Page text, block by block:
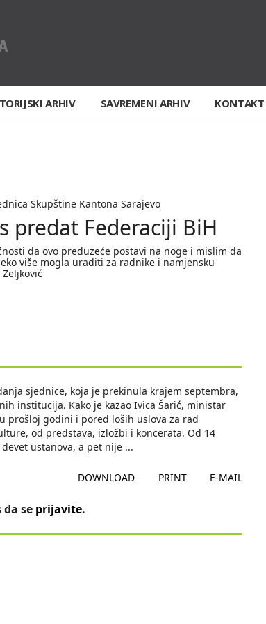
ARHIV SAVREMENI ARHIV KONTAKT
Skupštine Kantona Sarajevo
predat Federaciji BiH
da ovo preduzeće postavi na noge i mislim da
više mogla uraditi za radnike i namjensku
sjednice, koja je prekinula krajem septembra,
institucija. Kako je kazao Ivica Šarić, ministar
prošloj godini i pored loših uslova za rad
od predstava, izložbi i koncerata. Od 14
ustanova, a pet nije ...
DOWNLOAD PRINT E-MAIL
se prijavite.